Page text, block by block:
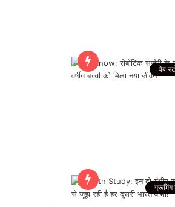
वेब
ग्रूमिंग